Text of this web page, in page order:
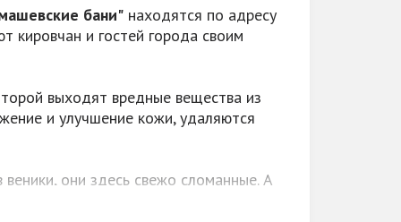
бани" находятся по адресу
кировчан и гостей города своим
выходят вредные вещества из
и улучшение кожи, удаляются
они здесь свежо сломанные. А
Пенсионные дни (Пн с 08.00 до